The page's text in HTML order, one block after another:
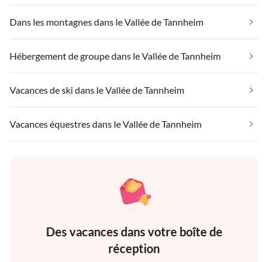
Dans les montagnes dans le Vallée de Tannheim
Hébergement de groupe dans le Vallée de Tannheim
Vacances de ski dans le Vallée de Tannheim
Vacances équestres dans le Vallée de Tannheim
Des vacances dans votre boîte de
réception